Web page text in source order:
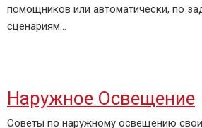
помощников или автоматически, по
сценариям...
Наружное Освещение
Советы по наружному освещению